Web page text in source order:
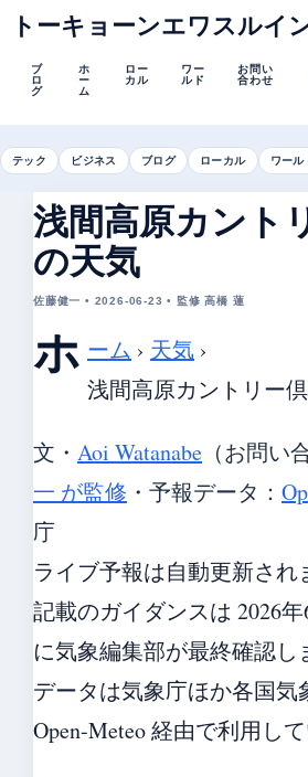
トーキョーンエワスルイ
ブ
ロ
グ
ホ
ー
ム
ロー
カル
ワー
ルド
お問い
合わせ
テック ビジネス ブログ ローカル ワール
浅間高原カント
の天気
佐藤健一 • 2026-06-23 • 監修 高橋 蓮
ホ ーム › 天気 ›
浅間高原カントリー
文・ Aoi Watanabe （お問い
一 が監修 ・ 予報データ：
庁
ライブ予報は自動更新され
記載のガイダンスは 2026年
に気象編集部が最終確認し
データは気象庁ほか各国気
Open-Meteo 経由で利用して